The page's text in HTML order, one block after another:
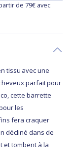
de 79€ avec
tissu avec une
parfait pour
cette barrette
les
fera craquer
décliné dans de
et tombent à la